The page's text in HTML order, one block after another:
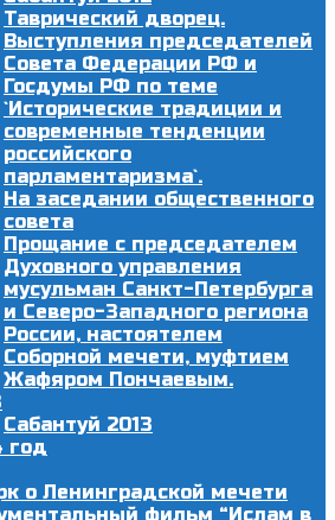
Таврический дворец.
Выступления председателей
Совета Федерации РФ и
Госдумы РФ по теме
`Исторические традиции и
современные тенденции
российского
парламентаризма`.
На заседании общественного
совета
Прощание с председателем
Духовного управления
мусульман Санкт-Петербурга
и Северо-Западного региона
России, настоятелем
Соборной мечети, муфтием
Жафяром Пончаевым.
Сабантуй 2013
год
о Ленинградской мечети
фильм “Ислам в